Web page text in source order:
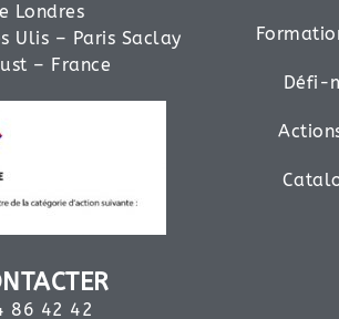
Londres
Ulis – Paris Saclay
– France
86 42 42
Défi-